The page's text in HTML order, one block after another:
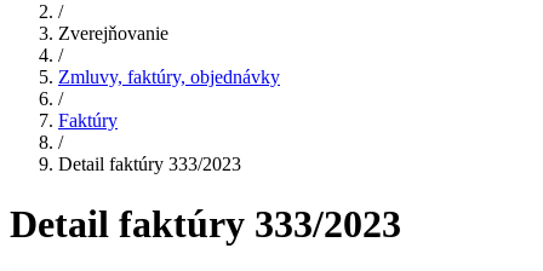
/
Zverejňovanie
/
Zmluvy, faktúry, objednávky
/
Faktúry
/
Detail faktúry 333/2023
Detail faktúry 333/2023